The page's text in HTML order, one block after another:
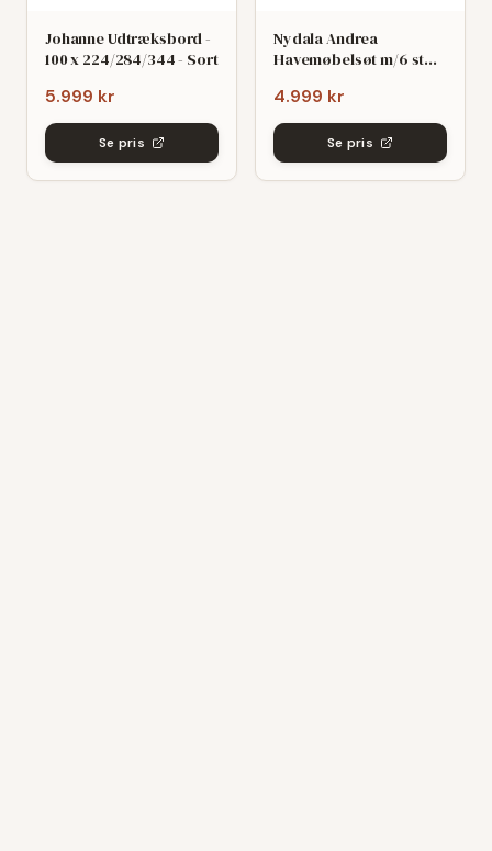
Johanne Udtræksbord -
100 x 224/284/344 - Sort
5.999 kr
Se pris
Nydala Andrea
Havemøbelsøt m/6 stole
grø/Sort
4.999 kr
Se pris